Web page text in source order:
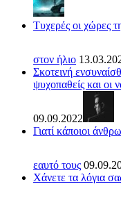
Τυχερές οι χώρες
στον ήλιο
Σκοτεινή
ψυχοπαθείς και οι
09.09.2022
Γιατί κάποιοι
εαυτό τους
Χάνετε τα λόγια